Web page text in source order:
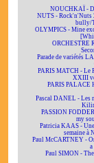
NOUCHKAÏ -
NUTS - Rock'n'Nuts
bully/
OLYMPICS - Mine
ORCHESTRE
Parade de variétés
PARIS MATCH - Le
XXIII
PARIS PALACE
Pascal DANEL - Les
PASSION
my
Patricia KAAS -
semaine à
Paul McCARTNEY -
a
Paul SIMON -